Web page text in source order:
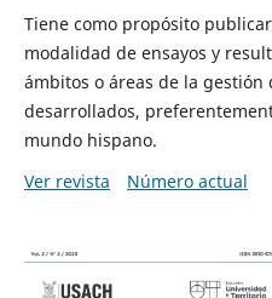
Tiene como propósito
modalidad de ensayos y
ámbitos o áreas de la gestión
desarrollados,
mundo hispano.
Ver revista
Número actual